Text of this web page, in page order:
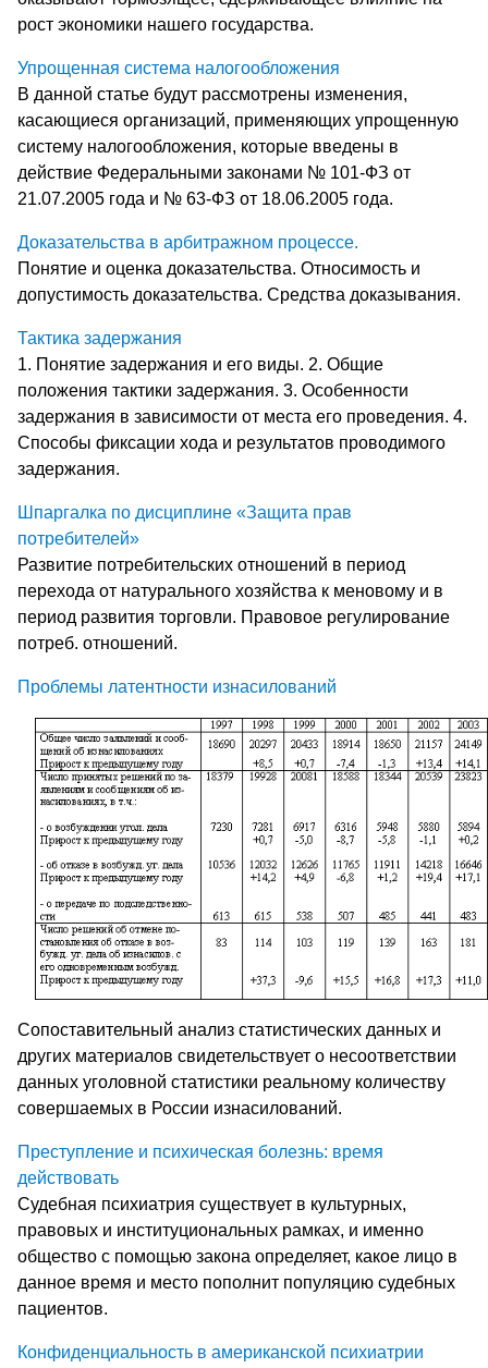
рост экономики нашего государства.
Упрощенная система налогообложения
В данной статье будут рассмотрены изменения,
касающиеся организаций, применяющих упрощенную
систему налогообложения, которые введены в
действие Федеральными законами № 101-ФЗ от
21.07.2005 года и № 63-ФЗ от 18.06.2005 года.
Доказательства в арбитражном процессе.
Понятие и оценка доказательства. Относимость и
допустимость доказательства. Средства доказывания.
Тактика задержания
1. Понятие задержания и его виды. 2. Общие
положения тактики задержания. 3. Особенности
задержания в зависимости от места его прове­дения. 4.
Способы фиксации хода и результатов проводимого
задержа­ния.
Шпаргалка по дисциплине «Защита прав
потребителей»
Развитие потребительских отношений в период
перехода от натурального хозяйства к меновому и в
период развития торговли. Правовое регулирование
потреб. отношений.
Проблемы латентности изнасилований
Сопоставительный анализ статистических данных и
других материалов свидетельствует о несоответствии
данных уголовной статистики реальному количеству
совершаемых в России изнасилований.
Преступление и психическая болезнь: время
действовать
Cудебная психиатрия существует в культурных,
правовых и институциональных рамках, и именно
общество с помощью закона определяет, какое лицо в
данное время и место пополнит популяцию судебных
пациентов.
Конфиденциальность в американской психиатрии